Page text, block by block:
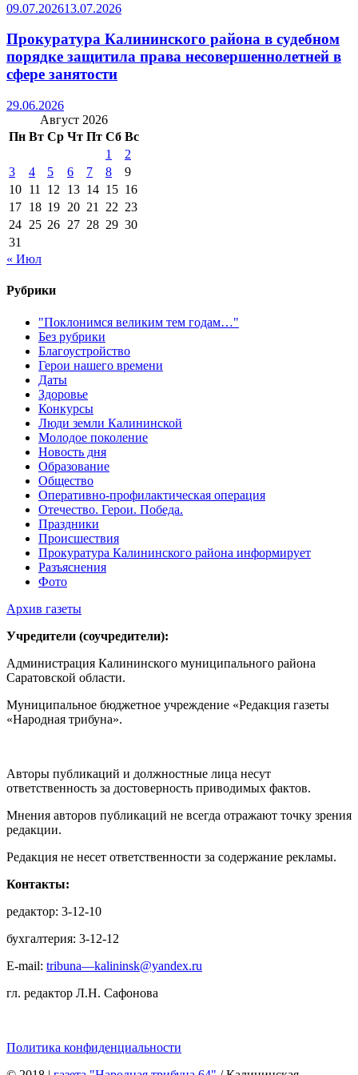
09.07.202613.07.2026
Прокуратура Калининского района в судебном
порядке защитила права несовершеннолетней в
сфере занятости
29.06.2026
Август 2026
Пн Вт Ср Чт Пт Сб Вс
1
2
3
4 5 6 7 8
9
10 11 12 13 14 15 16
17 18 19 20 21 22 23
24 25 26 27 28 29 30
31
« Июл
Рубрики
"Поклонимся великим тем годам…"
Без рубрики
Благоустройство
Герои нашего времени
Даты
Здоровье
Конкурсы
Люди земли Калининской
Молодое поколение
Новость дня
Образование
Общество
Оперативно-профилактическая операция
Отечество. Герои. Победа.
Праздники
Происшествия
Прокуратура Калининского района информирует
Разъяснения
Фото
Архив газеты
Учредители (соучредители):
Администрация Калининского муниципального района
Саратовской области.
Муниципальное бюджетное учреждение «Редакция газеты
«Народная трибуна».
Авторы публикаций и должностные лица несут
ответственность за достоверность приводимых фактов.
Мнения авторов публикаций не всегда отражают точку зрения
редакции.
Редакция не несет ответственности за содержание рекламы.
Контакты:
редактор: 3-12-10
бухгалтерия: 3-12-12
E-mail: tribuna—kalininsk@yandex.ru
гл. редактор Л.Н. Сафонова
Политика конфиденциальности